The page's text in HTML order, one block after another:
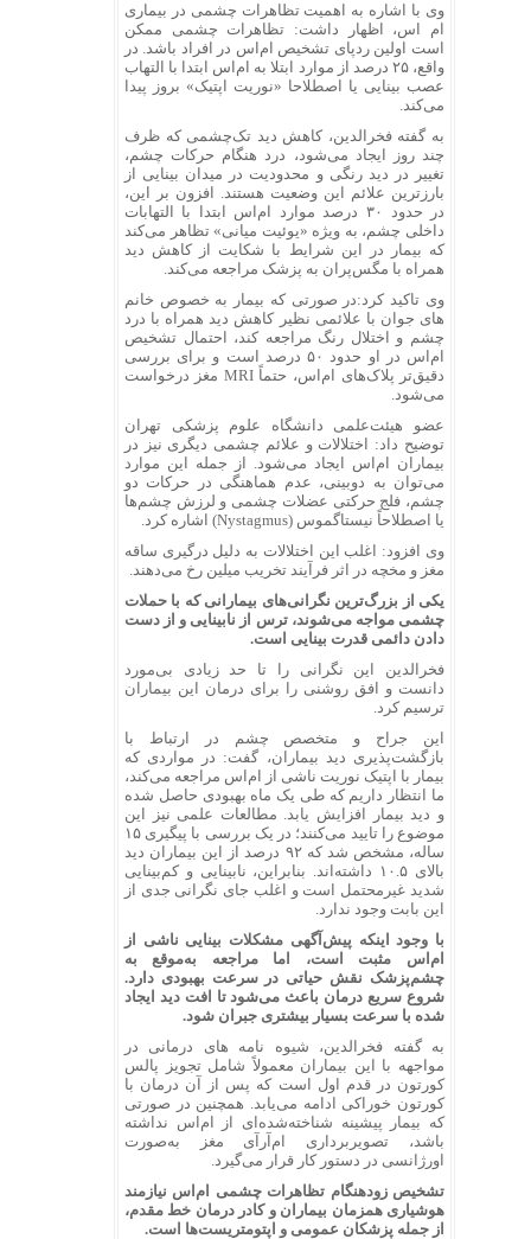
وی با اشاره به اهمیت تظاهرات چشمی در بیماری
ام اس، اظهار داشت: تظاهرات چشمی ممکن
است اولین ردپای تشخیص ام‌اس در افراد باشد. در
واقع، ۲۵ درصد از موارد ابتلا به ام‌اس ابتدا با التهاب
عصب بینایی یا اصطلاحا «نوریت اپتیک» بروز پیدا
می‌کند.
به گفته فخرالدین، کاهش دید تک‌چشمی که ظرف
چند روز ایجاد می‌شود، درد هنگام حرکات چشم،
تغییر در دید رنگی و محدودیت در میدان بینایی از
بارزترین علائم این وضعیت هستند. افزون بر این،
در حدود ۳۰ درصد موارد ام‌اس ابتدا با التهابات
داخلی چشم، به‌ ویژه «یوئیت میانی» تظاهر می‌کند
که بیمار در این شرایط با شکایت از کاهش دید
همراه با مگس‌پران به پزشک مراجعه می‌کند.
وی تاکید کرد:در صورتی که بیمار به‌ خصوص خانم
های جوان با علائمی نظیر کاهش دید همراه با درد
چشم و اختلال رنگ مراجعه کند، احتمال تشخیص
ام‌اس در او حدود ۵۰ درصد است و برای بررسی
دقیق‌تر پلاک‌های ام‌اس، حتماً MRI مغز درخواست
می‌شود.
عضو هیئت‌علمی دانشگاه علوم پزشکی تهران
توضیح داد: اختلالات و علائم چشمی دیگری نیز در
بیماران ام‌اس ایجاد می‌شود. از جمله این موارد
می‌توان به دوبینی، عدم هماهنگی در حرکات دو
چشم، فلج حرکتی عضلات چشمی و لرزش چشم‌ها
یا اصطلاحاً نیستاگموس (Nystagmus) اشاره کرد.
وی افزود: اغلب این اختلالات به دلیل درگیری ساقه
مغز و مخچه در اثر فرآیند تخریب میلین رخ می‌دهند.
یکی از بزرگ‌ترین نگرانی‌های بیمارانی که با حملات
چشمی مواجه می‌شوند، ترس از نابینایی و از دست
دادن دائمی قدرت بینایی است.
فخرالدین این نگرانی را تا حد زیادی بی‌مورد
دانست و افق روشنی را برای درمان این بیماران
ترسیم کرد.
این جراح و متخصص چشم در ارتباط با
بازگشت‌پذیری دید بیماران، گفت: در مواردی که
بیمار با اپتیک نوریت ناشی از ام‌اس مراجعه می‌کند،
ما انتظار داریم که طی یک ماه بهبودی حاصل شده
و دید بیمار افزایش یابد. مطالعات علمی نیز این
موضوع را تایید می‌کنند؛ در یک بررسی با پیگیری ۱۵
ساله، مشخص شد که ۹۲ درصد از این بیماران دید
بالای ۱۰.۵ داشته‌اند. بنابراین، نابینایی و کم‌بینایی
شدید غیرمحتمل است و اغلب جای نگرانی جدی از
این بابت وجود ندارد.
با وجود اینکه پیش‌آگهی مشکلات بینایی ناشی از
ام‌اس مثبت است، اما مراجعه به‌موقع به
چشم‌پزشک نقش حیاتی در سرعت بهبودی دارد.
شروع سریع درمان باعث می‌شود تا افت دید ایجاد
شده با سرعت بسیار بیشتری جبران شود.
به گفته فخرالدین، شیوه نامه های درمانی در
مواجهه با این بیماران معمولاً شامل تجویز پالس
کورتون در قدم اول است که پس از آن درمان با
کورتون خوراکی ادامه می‌یابد. همچنین در صورتی
که بیمار پیشینه شناخته‌شده‌ای از ام‌اس نداشته
باشد، تصویربرداری ام‌آرآی مغز به‌صورت
اورژانسی در دستور کار قرار می‌گیرد.
تشخیص زودهنگام تظاهرات چشمی ام‌اس نیازمند
هوشیاری همزمان بیماران و کادر درمان خط مقدم،
از جمله پزشکان عمومی و اپتومتریست‌ها است.